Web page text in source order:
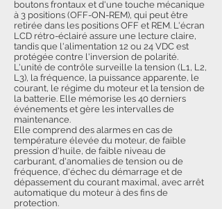
boutons frontaux et d'une touche mécanique
à 3 positions (OFF-ON-REM), qui peut être
retirée dans les positions OFF et REM. L'écran
LCD rétro-éclairé assure une lecture claire,
tandis que l'alimentation 12 ou 24 VDC est
protégée contre l'inversion de polarité.
L'unité de contrôle surveille la tension (L1, L2,
L3), la fréquence, la puissance apparente, le
courant, le régime du moteur et la tension de
la batterie. Elle mémorise les 40 derniers
événements et gère les intervalles de
maintenance.
Elle comprend des alarmes en cas de
température élevée du moteur, de faible
pression d'huile, de faible niveau de
carburant, d'anomalies de tension ou de
fréquence, d'échec du démarrage et de
dépassement du courant maximal, avec arrêt
automatique du moteur à des fins de
protection.